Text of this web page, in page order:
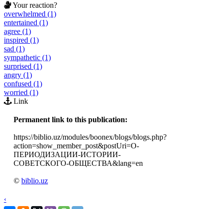
Your reaction?
overwhelmed (1)
entertained (1)
agree (1)
inspired (1)
sad (1)
sympathetic (1)
surprised (1)
angry (1)
confused (1)
worried (1)
Link
Permanent link to this publication:
https://biblio.uz/modules/boonex/blogs/blogs.php?
action=show_member_post&postUri=О-
ПЕРИОДИЗАЦИИ-ИСТОРИИ-
СОВЕТСКОГО-ОБЩЕСТВА&lang=en
© biblio.uz
‹